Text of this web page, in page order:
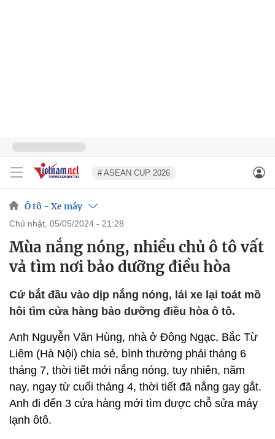
# ASEAN CUP 2026
Ô tô - Xe máy
chủ nhật, 05/05/2024 - 21:28
Mùa nắng nóng, nhiều chủ ô tô vất
vả tìm nơi bảo dưỡng điều hòa
Cứ bắt đầu vào dịp nắng nóng, lái xe lại toát mồ
hôi tìm cửa hàng bảo dưỡng điều hòa ô tô.
Anh Nguyễn Văn Hùng, nhà ở Đông Ngạc, Bắc Từ
Liêm (Hà Nội) chia sẻ, bình thường phải tháng 6
tháng 7, thời tiết mới nắng nóng, tuy nhiên, năm
nay, ngay từ cuối tháng 4, thời tiết đã nắng gay gắt.
Anh đi đến 3 cửa hàng mới tìm được chỗ sửa máy
lạnh ôtô.